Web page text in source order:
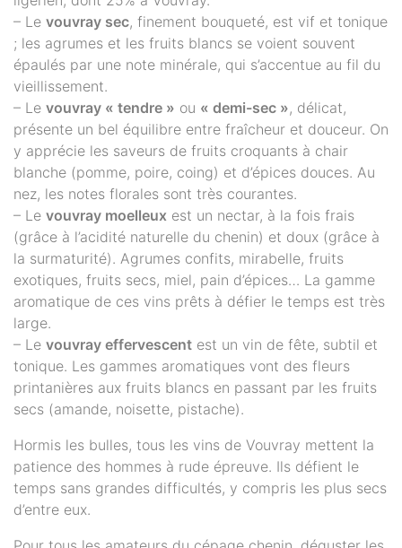
– Le vouvray sec, finement bouqueté, est vif et tonique
; les agrumes et les fruits blancs se voient souvent
épaulés par une note minérale, qui s’accentue au fil du
vieillissement.
– Le vouvray « tendre » ou « demi-sec », délicat,
présente un bel équilibre entre fraîcheur et douceur. On
y apprécie les saveurs de fruits croquants à chair
blanche (pomme, poire, coing) et d’épices douces. Au
nez, les notes florales sont très courantes.
– Le vouvray moelleux est un nectar, à la fois frais
(grâce à l’acidité naturelle du chenin) et doux (grâce à
la surmaturité). Agrumes confits, mirabelle, fruits
exotiques, fruits secs, miel, pain d’épices… La gamme
aromatique de ces vins prêts à défier le temps est très
large.
– Le vouvray effervescent est un vin de fête, subtil et
tonique. Les gammes aromatiques vont des fleurs
printanières aux fruits blancs en passant par les fruits
secs (amande, noisette, pistache).
Hormis les bulles, tous les vins de Vouvray mettent la
patience des hommes à rude épreuve. Ils défient le
temps sans grandes difficultés, y compris les plus secs
d’entre eux.